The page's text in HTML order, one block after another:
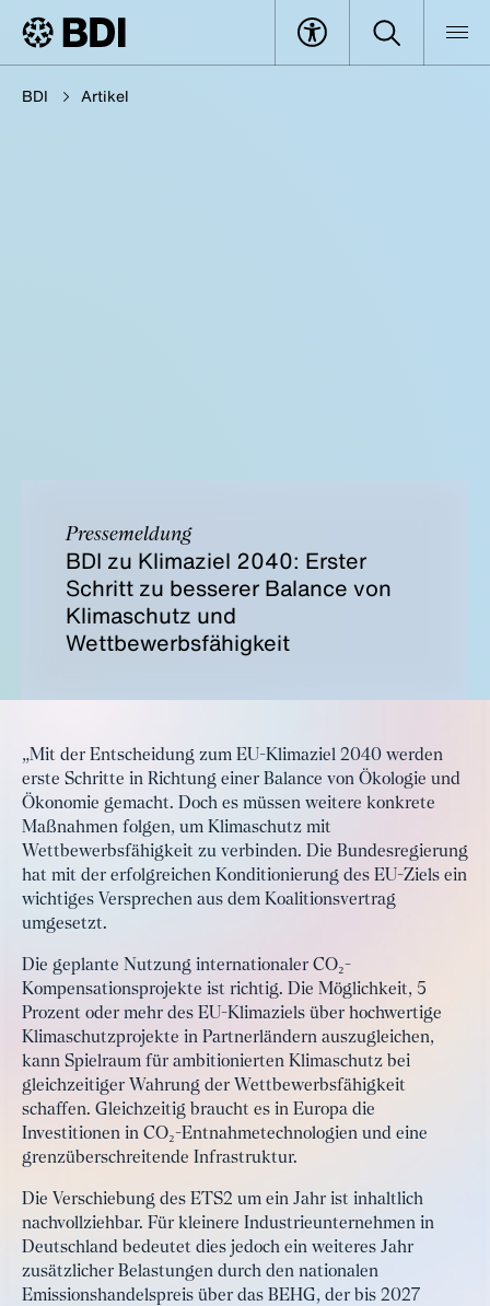
BDI Artikel
Pressemeldung
BDI zu Klimaziel 2040: Erster
Schritt zu besserer Balance von
Klimaschutz und
Wettbewerbsfähigkeit
„Mit der Entscheidung zum EU-Klimaziel 2040 werden
erste Schritte in Richtung einer Balance von Ökologie und
Ökonomie gemacht. Doch es müssen weitere konkrete
Maßnahmen folgen, um Klimaschutz mit
Wettbewerbsfähigkeit zu verbinden. Die Bundesregierung
hat mit der erfolgreichen Konditionierung des EU-Ziels ein
wichtiges Versprechen aus dem Koalitionsvertrag
umgesetzt.
Die geplante Nutzung internationaler CO₂-
Kompensationsprojekte ist richtig. Die Möglichkeit, 5
Prozent oder mehr des EU-Klimaziels über hochwertige
Klimaschutzprojekte in Partnerländern auszugleichen,
kann Spielraum für ambitionierten Klimaschutz bei
gleichzeitiger Wahrung der Wettbewerbsfähigkeit
schaffen. Gleichzeitig braucht es in Europa die
Investitionen in CO₂-Entnahmetechnologien und eine
grenzüberschreitende Infrastruktur.
Die Verschiebung des ETS2 um ein Jahr ist inhaltlich
nachvollziehbar. Für kleinere Industrieunternehmen in
Deutschland bedeutet dies jedoch ein weiteres Jahr
zusätzlicher Belastungen durch den nationalen
Emissionshandelspreis über das BEHG, der bis 2027